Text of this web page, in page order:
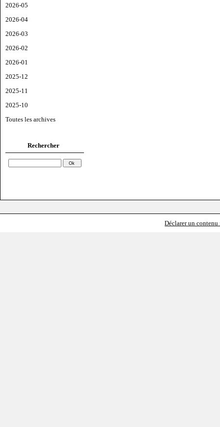
2026-05
2026-04
2026-03
2026-02
2026-01
2025-12
2025-11
2025-10
Toutes les archives
Rechercher
Déclarer un